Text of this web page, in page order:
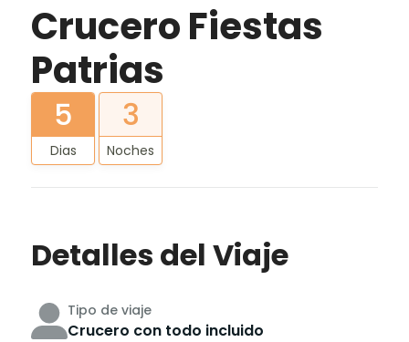
Crucero Fiestas
Patrias
5
Dias
3
Noches
Detalles del Viaje
Tipo de viaje
Crucero con todo incluido